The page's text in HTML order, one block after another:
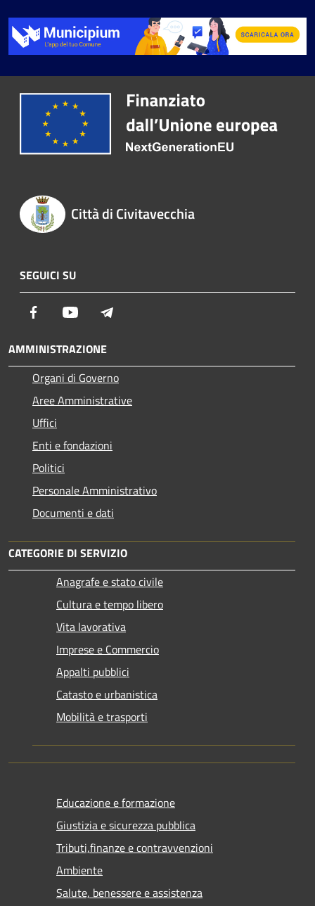
Città di Civitavecchia
SEGUICI SU
Facebook Youtube
AMMINISTRAZIONE
Organi di Governo
Aree Amministrative
Uffici
Enti e fondazioni
Politici
Personale Amministrativo
Documenti e dati
CATEGORIE DI SERVIZIO
Anagrafe e stato civile
Cultura e tempo libero
Vita lavorativa
Imprese e Commercio
Appalti pubblici
Catasto e urbanistica
Mobilità e trasporti
Educazione e formazione
Giustizia e sicurezza pubblica
Tributi,finanze e contravvenzioni
Ambiente
Salute, benessere e assistenza